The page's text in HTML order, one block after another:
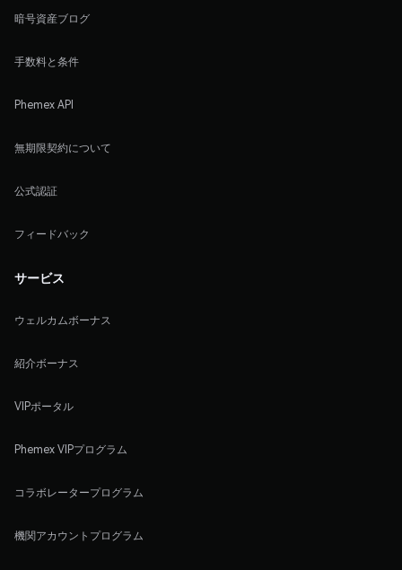
暗号資産ブログ
手数料と条件
Phemex API
無期限契約について
公式認証
フィードバック
サービス
ウェルカムボーナス
紹介ボーナス
VIPポータル
Phemex VIPプログラム
コラボレータープログラム
機関アカウントプログラム